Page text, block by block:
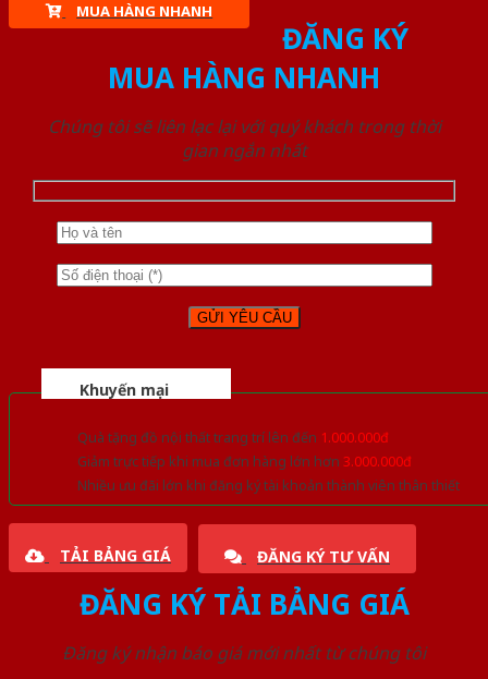
MUA HÀNG NHANH
ĐĂNG KÝ
MUA HÀNG NHANH
Chúng tôi sẽ liên lạc lại với quý khách trong thời
gian ngắn nhất
Khuyến mại
Quà tặng đồ nội thất trang trí lên đến 1.000.000đ
Giảm trực tiếp khi mua đơn hàng lớn hơn 3.000.000đ
Nhiều ưu đãi lớn khi đăng ký tài khoản thành viên thân thiết
TẢI BẢNG GIÁ ĐĂNG KÝ TƯ VẤN
ĐĂNG KÝ TẢI BẢNG GIÁ
Đăng ký nhận báo giá mới nhất từ chúng tôi